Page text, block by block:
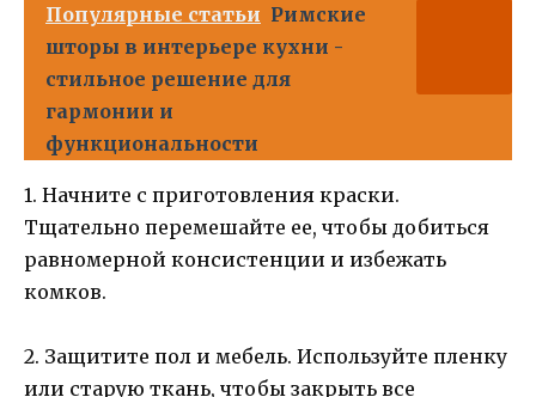
Популярные статьи Римские
шторы в интерьере кухни -
стильное решение для
гармонии и
функциональности
1. Начните с приготовления краски.
Тщательно перемешайте ее, чтобы добиться
равномерной консистенции и избежать
комков.
2. Защитите пол и мебель. Используйте пленку
или старую ткань, чтобы закрыть все